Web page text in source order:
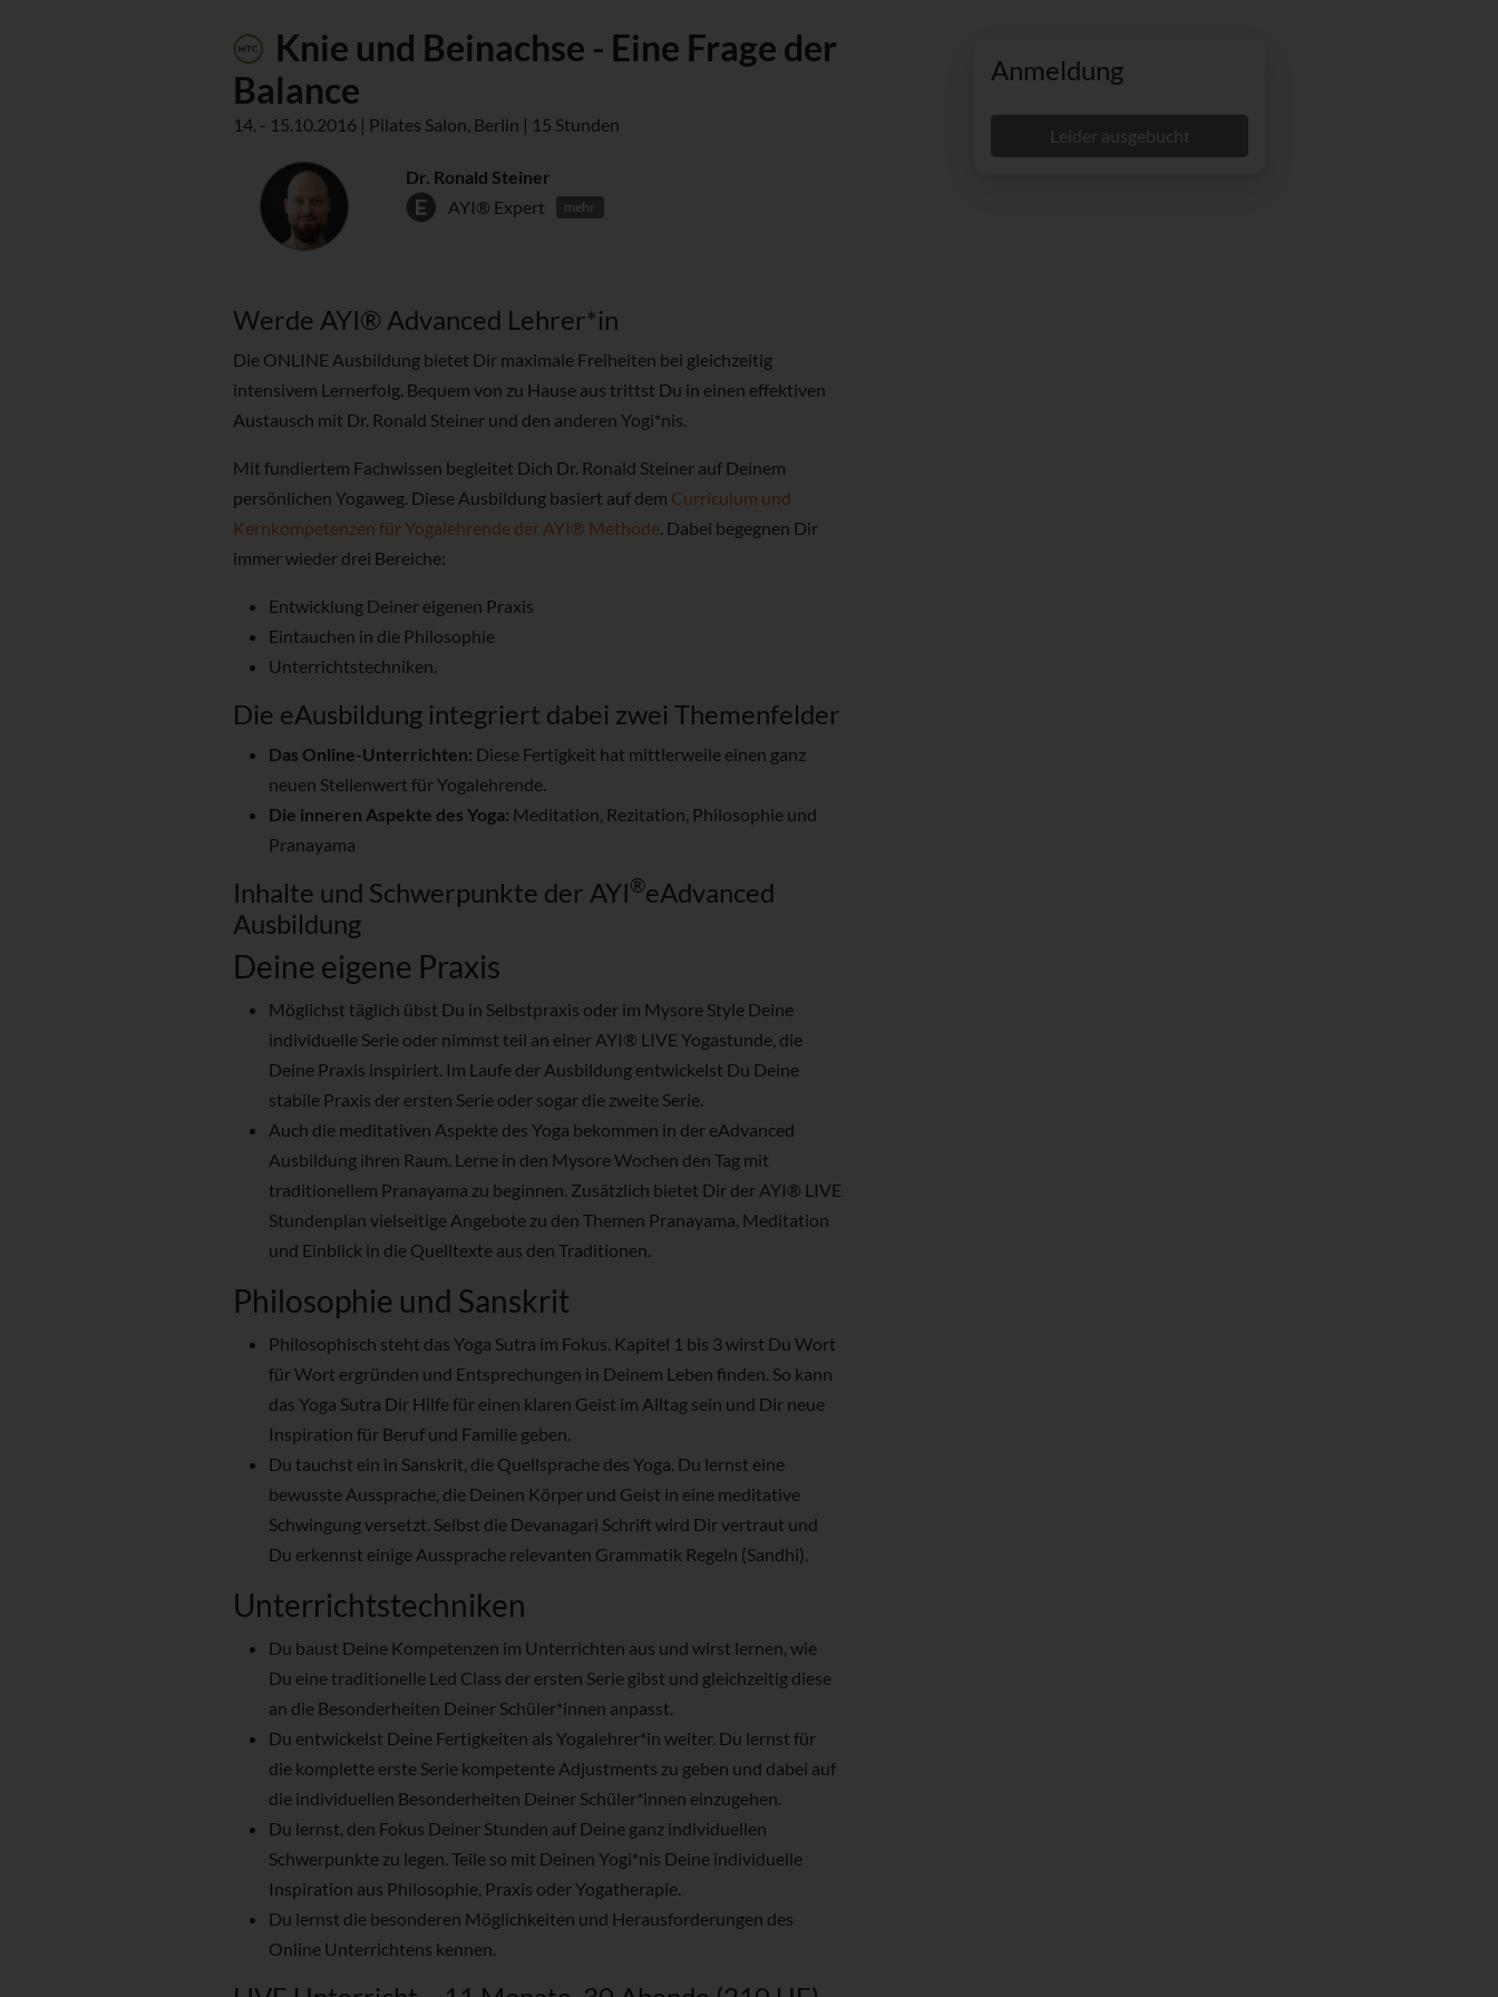
Anmeldung
Leider ausgebucht
Knie und Beinachse - Eine Frage der
Balance
14. - 15.10.2016 | Pilates Salon, Berlin | 15 Stunden
Dr. Ronald Steiner
AYI® Expert
mehr
Werde AYI® Advanced Lehrer*in
Die ONLINE Ausbildung bietet Dir maximale Freiheiten bei gleichzeitig
intensivem Lernerfolg. Bequem von zu Hause aus trittst Du in einen effektiven
Austausch mit Dr. Ronald Steiner und den anderen Yogi*nis.
Mit fundiertem Fachwissen begleitet Dich Dr. Ronald Steiner auf Deinem
persönlichen Yogaweg. Diese Ausbildung basiert auf dem Curriculum und
Kernkompetenzen für Yogalehrende der AYI® Methode. Dabei begegnen Dir
immer wieder drei Bereiche:
Entwicklung Deiner eigenen Praxis
Eintauchen in die Philosophie
Unterrichtstechniken.
Die eAusbildung integriert dabei zwei Themenfelder
Das Online-Unterrichten: Diese Fertigkeit hat mittlerweile einen ganz
neuen Stellenwert für Yogalehrende.
Die inneren Aspekte des Yoga: Meditation, Rezitation, Philosophie und
Pranayama
Inhalte und Schwerpunkte der AYI®eAdvanced
Ausbildung
Deine eigene Praxis
Möglichst täglich übst Du in Selbstpraxis oder im Mysore Style Deine
individuelle Serie oder nimmst teil an einer AYI® LIVE Yogastunde, die
Deine Praxis inspiriert. Im Laufe der Ausbildung entwickelst Du Deine
stabile Praxis der ersten Serie oder sogar die zweite Serie.
Auch die meditativen Aspekte des Yoga bekommen in der eAdvanced
Ausbildung ihren Raum. Lerne in den Mysore Wochen den Tag mit
traditionellem Pranayama zu beginnen. Zusätzlich bietet Dir der AYI® LIVE
Stundenplan vielseitige Angebote zu den Themen Pranayama, Meditation
und Einblick in die Quelltexte aus den Traditionen.
Philosophie und Sanskrit
Philosophisch steht das Yoga Sutra im Fokus. Kapitel 1 bis 3 wirst Du Wort
für Wort ergründen und Entsprechungen in Deinem Leben finden. So kann
das Yoga Sutra Dir Hilfe für einen klaren Geist im Alltag sein und Dir neue
Inspiration für Beruf und Familie geben.
Du tauchst ein in Sanskrit, die Quellsprache des Yoga. Du lernst eine
bewusste Aussprache, die Deinen Körper und Geist in eine meditative
Schwingung versetzt. Selbst die Devanagari Schrift wird Dir vertraut und
Du erkennst einige Aussprache relevanten Grammatik Regeln (Sandhi).
Unterrichtstechniken
Du baust Deine Kompetenzen im Unterrichten aus und wirst lernen, wie
Du eine traditionelle Led Class der ersten Serie gibst und gleichzeitig diese
an die Besonderheiten Deiner Schüler*innen anpasst.
Du entwickelst Deine Fertigkeiten als Yogalehrer*in weiter. Du lernst für
die komplette erste Serie kompetente Adjustments zu geben und dabei auf
die individuellen Besonderheiten Deiner Schüler*innen einzugehen.
Du lernst, den Fokus Deiner Stunden auf Deine ganz individuellen
Schwerpunkte zu legen. Teile so mit Deinen Yogi*nis Deine individuelle
Inspiration aus Philosophie, Praxis oder Yogatherapie.
Du lernst die besonderen Möglichkeiten und Herausforderungen des
Online Unterrichtens kennen.